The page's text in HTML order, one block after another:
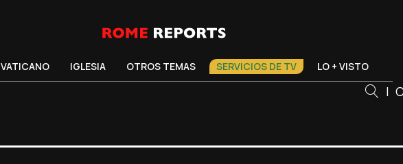
VATICANO IGLESIA OTROS TEMAS SERVICIOS DE TV LO + VISTO
|